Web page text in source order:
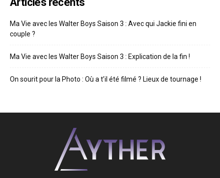
Ma Vie avec les Walter Boys Saison 3 : Avec qui Jackie fini en
couple ?
Ma Vie avec les Walter Boys Saison 3 : Explication de la fin !
On sourit pour la Photo : Où a t’il été filmé ? Lieux de tournage !